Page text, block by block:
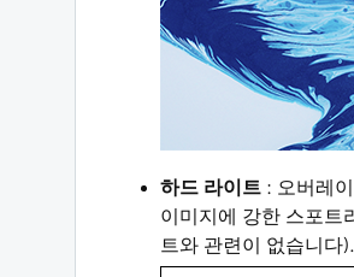
하드 라이트 : 오버레
이미지에 강한 스포트
트와 관련이 없습니다).